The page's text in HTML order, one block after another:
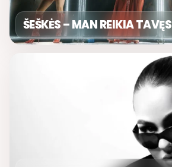
ŠEŠKĖS – MAN REIKIA TAVĘS